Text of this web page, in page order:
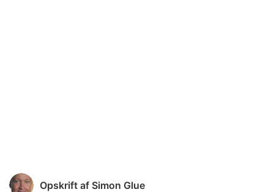
Opskrift af Simon Glue